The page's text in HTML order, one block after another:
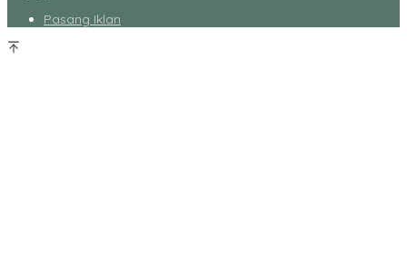
Pasang Iklan